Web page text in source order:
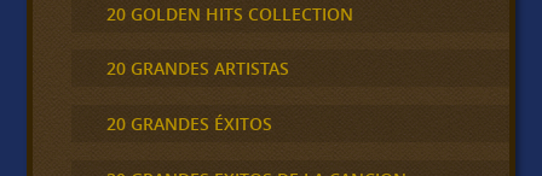
20 GOLDEN HITS COLLECTION
20 GRANDES ARTISTAS
20 GRANDES ÉXITOS